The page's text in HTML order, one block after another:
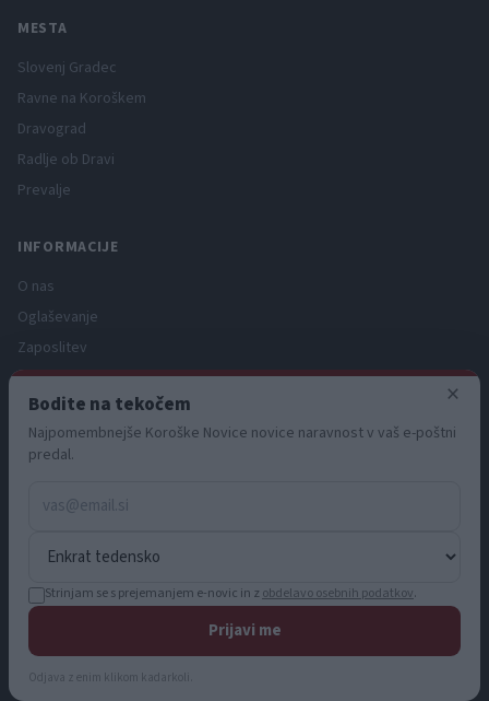
MESTA
Slovenj Gradec
Ravne na Koroškem
Dravograd
Radlje ob Dravi
Prevalje
INFORMACIJE
O nas
Oglaševanje
Zaposlitev
Pravno obvestilo
Zasebnost in piškotki
Storitve
Pogoji uporabe
© 2026 KN MEDIA d.o.o. Vse pravice pridržane.
info@koroskenovice.si
×
Bodite na tekočem
Najpomembnejše Koroške Novice novice naravnost v vaš e-poštni
predal.
Strinjam se s prejemanjem e-novic in z obdelavo osebnih podatkov.
Prijavi me
Odjava z enim klikom kadarkoli.